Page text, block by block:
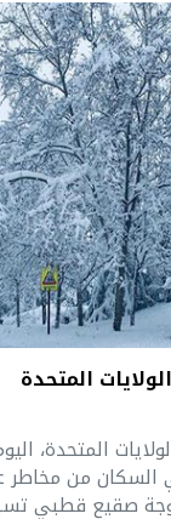
المتحدة
المتحدة،
السكان من مخاطر
صقيع قطبي